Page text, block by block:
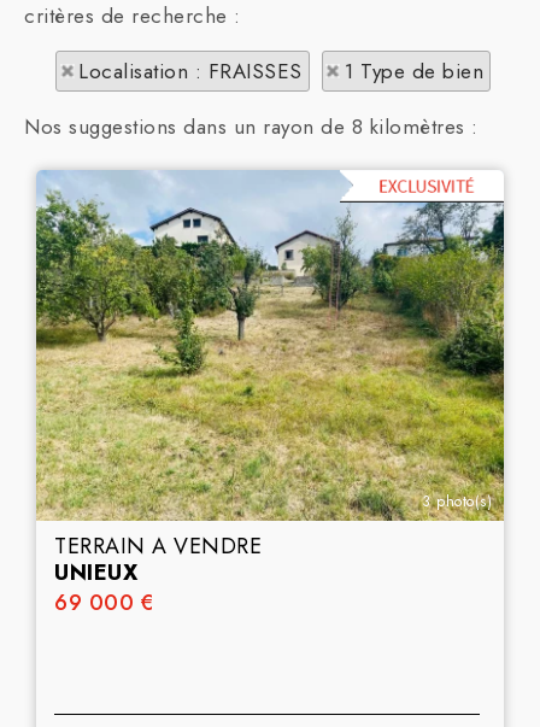
critères de recherche :
Localisation : FRAISSES
1 Type de bien
Nos suggestions dans un rayon de 8 kilomètres :
3 photo(s)
TERRAIN A VENDRE
UNIEUX
69 000 €